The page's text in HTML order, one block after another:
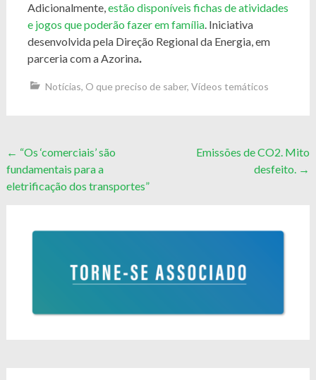
Adicionalmente,estão disponíveis fichas de atividades
e jogos que poderão fazer em família. Iniciativa
desenvolvida pela Direção Regional da Energia, em
parceria com a Azorina.
Notícias, O que preciso de saber, Vídeos temáticos
Post
navigation
← “Os ‘comerciais’ são
fundamentais para a
eletrificação dos transportes”
Emissões de CO2. Mito
desfeito. →